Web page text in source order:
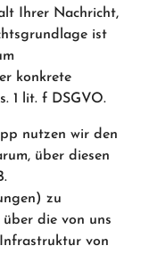
Ihrer Nachricht,
ist
konkrete
1 lit. f DSGVO.
nutzen wir den
über diesen
zu
die von uns
von